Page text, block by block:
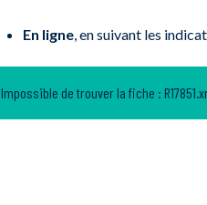
En ligne, en suivant les
Impossible de trouver la fiche :